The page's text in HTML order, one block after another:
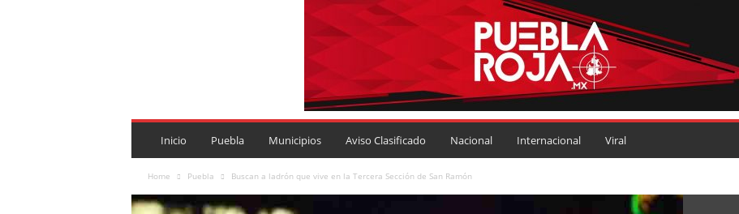
P
A
Inicio Puebla Municipios Aviso Clasificado Nacional Internacional Viral
Home Puebla Buscan a ladrón que vive en la Tercera Sección de San Ramón